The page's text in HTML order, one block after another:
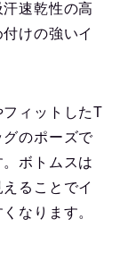
速乾性の高
けの強いイ
フィットしたT
のポーズで
ボトムスは
ることでイ
なります。